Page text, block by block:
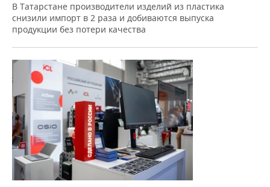
В Татарстане производители изделий из пластика
снизили импорт в 2 раза и добиваются выпуска
продукции без потери качества